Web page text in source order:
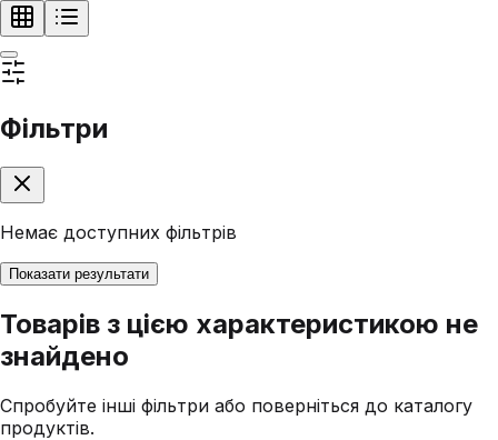
Фільтри
Немає доступних фільтрів
Показати результати
Товарів з цією характеристикою не
знайдено
Спробуйте інші фільтри або поверніться до каталогу
продуктів.